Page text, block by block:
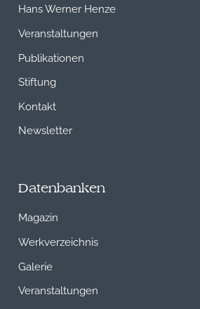
Hans Werner Henze
Veranstaltungen
Publikationen
Stiftung
Kontakt
Newsletter
Datenbanken
Magazin
Werkverzeichnis
Galerie
Veranstaltungen